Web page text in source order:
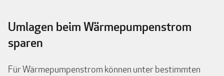
Umlagen beim Wärmepumpenstrom
sparen
Für Wärmepumpenstrom können unter bestimmten